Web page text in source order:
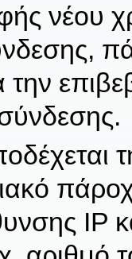
νέου
την
IΡ